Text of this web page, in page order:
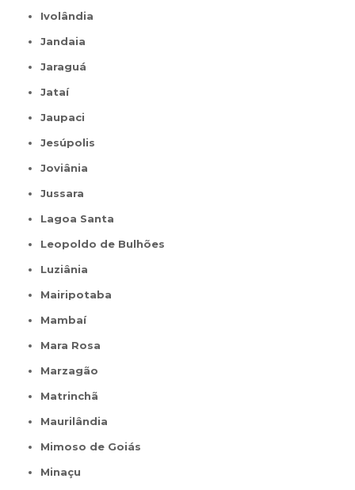
Ivolândia
Jandaia
Jaraguá
Jataí
Jaupaci
Jesúpolis
Joviânia
Jussara
Lagoa Santa
Leopoldo de Bulhões
Luziânia
Mairipotaba
Mambaí
Mara Rosa
Marzagão
Matrinchã
Maurilândia
Mimoso de Goiás
Minaçu